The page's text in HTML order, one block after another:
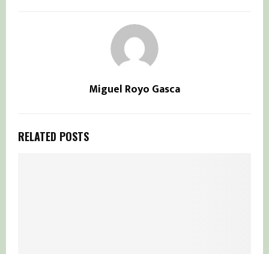
Miguel Royo Gasca
RELATED POSTS